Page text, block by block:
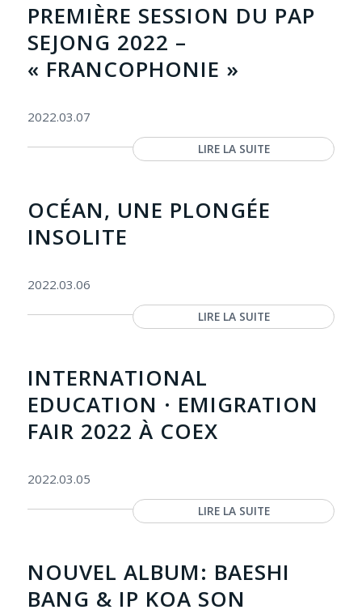
PREMIÈRE SESSION DU PAP
SEJONG 2022 –
« FRANCOPHONIE »
2022.03.07
LIRE LA SUITE
OCÉAN, UNE PLONGÉE
INSOLITE
2022.03.06
LIRE LA SUITE
INTERNATIONAL
EDUCATION · EMIGRATION
FAIR 2022 À COEX
2022.03.05
LIRE LA SUITE
NOUVEL ALBUM: BAESHI
BANG & IP KOA SON